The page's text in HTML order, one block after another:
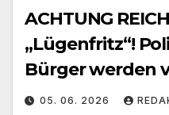
ACHTUNG
„Lügenfritz“!
Bürger werden
05. 06. 2026